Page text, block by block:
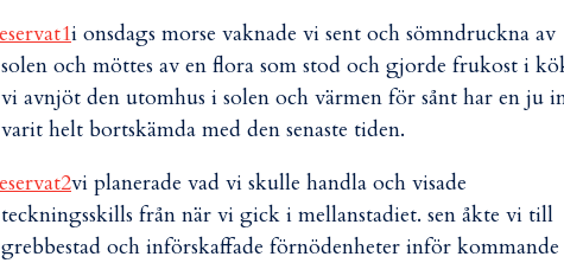
i onsdags morse vaknade vi sent och sömndruckna av
solen och möttes av en flora som stod och gjorde frukost i
vi avnjöt den utomhus i solen och värmen för sånt har en ju
varit helt bortskämda med den senaste tiden.
vi planerade vad vi skulle handla och visade
teckningsskills från när vi gick i mellanstadiet. sen åkte vi till
grebbestad och införskaffade förnödenheter inför kommande